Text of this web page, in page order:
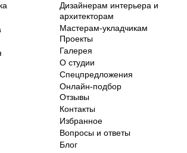
Дизайнерам интерьера и
архитекторам
Мастерам-укладчикам
Проекты
Галерея
О студии
Спецпредложения
Онлайн-подбор
Отзывы
Контакты
Избранное
Вопросы и ответы
Блог